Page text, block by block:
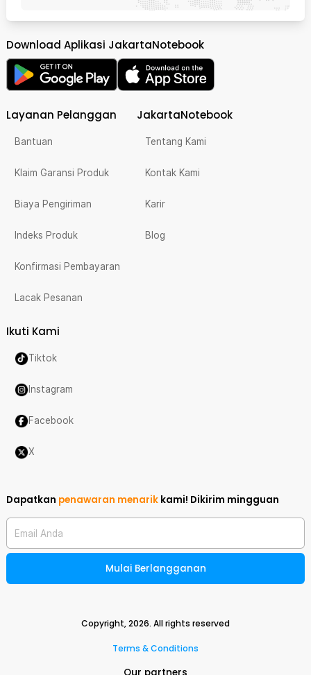
Download Aplikasi JakartaNotebook
Layanan Pelanggan
Bantuan
Klaim Garansi Produk
Biaya Pengiriman
Indeks Produk
Konfirmasi Pembayaran
Lacak Pesanan
JakartaNotebook
Tentang Kami
Kontak Kami
Karir
Blog
Ikuti Kami
Tiktok
Instagram
Facebook
X
Dapatkan penawaran menarik kami! Dikirim mingguan
Email Anda
Mulai Berlangganan
Copyright,2026. All rights reserved
Terms & Conditions